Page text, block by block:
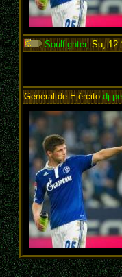
Soulfighter, Su,
General de Ejércitodj